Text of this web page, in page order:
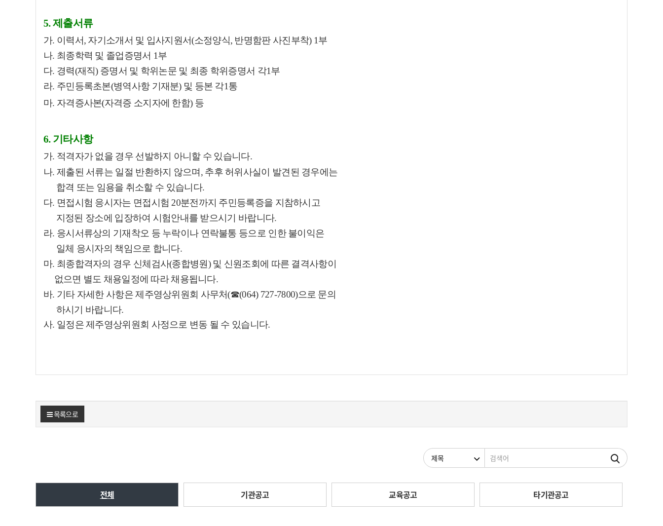
5. 제출서류
가. 이력서, 자기소개서 및 입사지원서(소정양식, 반명함판 사진부착) 1부
나. 최종학력 및 졸업증명서 1부
다. 경력(재직) 증명서 및 학위논문 및 최종 학위증명서 각1부
라. 주민등록초본(병역사항 기재분) 및 등본 각1통
마. 자격증사본(자격증 소지자에 한함) 등
6. 기타사항
가. 적격자가 없을 경우 선발하지 아니할 수 있습니다.
나. 제출된 서류는 일절 반환하지 않으며, 추후 허위사실이 발견된 경우에는
합격 또는 임용을 취소할 수 있습니다.
다. 면접시험 응시자는 면접시험 20분전까지 주민등록증을 지참하시고
지정된 장소에 입장하여 시험안내를 받으시기 바랍니다.
라. 응시서류상의 기재착오 등 누락이나 연락불통 등으로 인한 불이익은
일체 응시자의 책임으로 합니다.
마. 최종합격자의 경우 신체검사(종합병원) 및 신원조회에 따른 결격사항이
없으면 별도 채용일정에 따라 채용됩니다.
바. 기타 자세한 사항은 제주영상위원회 사무처(☎(064) 727-7800)으로 문의
하시기 바랍니다.
사. 일정은 제주영상위원회 사정으로 변동 될 수 있습니다.
목록으로
검색조건 검색어
전체 기관공고 교육공고 타기관공고